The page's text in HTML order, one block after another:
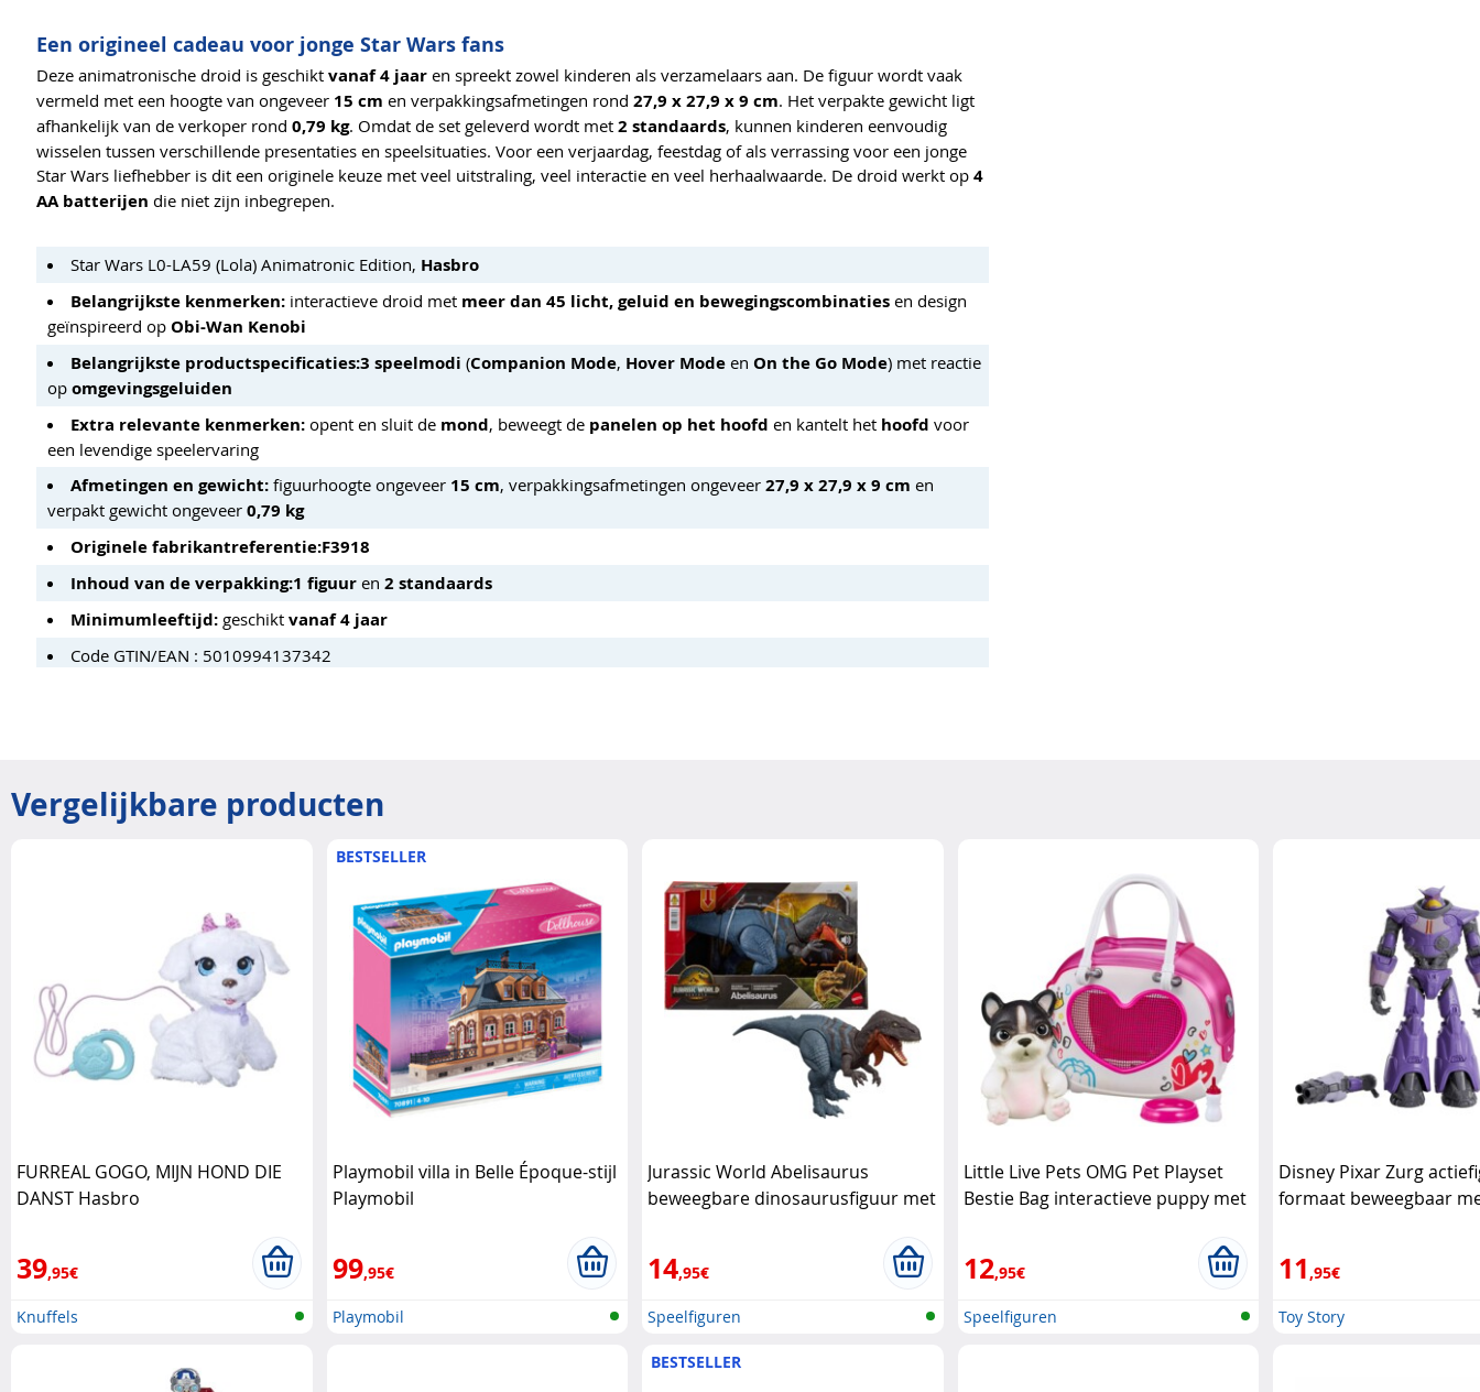
Een origineel cadeau voor jonge Star Wars fans
Deze animatronische droid is geschikt vanaf 4 jaar en spreekt zowel kinderen als verzamelaars aan. De figuur wordt vaak
vermeld met een hoogte van ongeveer 15 cm en verpakkingsafmetingen rond 27,9 x 27,9 x 9 cm. Het verpakte gewicht ligt
afhankelijk van de verkoper rond 0,79 kg. Omdat de set geleverd wordt met 2 standaards, kunnen kinderen eenvoudig
wisselen tussen verschillende presentaties en speelsituaties. Voor een verjaardag, feestdag of als verrassing voor een jonge
Star Wars liefhebber is dit een originele keuze met veel uitstraling, veel interactie en veel herhaalwaarde. De droid werkt op 4
AA batterijen die niet zijn inbegrepen.
Star Wars L0-LA59 (Lola) Animatronic Edition, Hasbro
Belangrijkste kenmerken: interactieve droid met meer dan 45 licht, geluid en bewegingscombinaties en design
geïnspireerd op Obi-Wan Kenobi
Belangrijkste productspecificaties:3 speelmodi (Companion Mode, Hover Mode en On the Go Mode) met reactie
op omgevingsgeluiden
Extra relevante kenmerken: opent en sluit de mond, beweegt de panelen op het hoofd en kantelt het hoofd voor
een levendige speelervaring
Afmetingen en gewicht: figuurhoogte ongeveer 15 cm, verpakkingsafmetingen ongeveer 27,9 x 27,9 x 9 cm en
verpakt gewicht ongeveer 0,79 kg
Originele fabrikantreferentie:F3918
Inhoud van de verpakking:1 figuur en 2 standaards
Minimumleeftijd: geschikt vanaf 4 jaar
Code GTIN/EAN : 5010994137342
Vergelijkbare producten
FURREAL GOGO, MIJN HOND DIE
DANST Hasbro
39,95€
Knuffels
BESTSELLER
Playmobil villa in Belle Époque-stijl
Playmobil
99,95€
Playmobil
Jurassic World Abelisaurus
beweegbare dinosaurusfiguur met
14,95€
Speelfiguren
Little Live Pets OMG Pet Playset
Bestie Bag interactieve puppy met
12,95€
Speelfiguren
Disney Pixar Zurg
formaat beweegbaar
11,95€
Toy Story
BESTSELLER